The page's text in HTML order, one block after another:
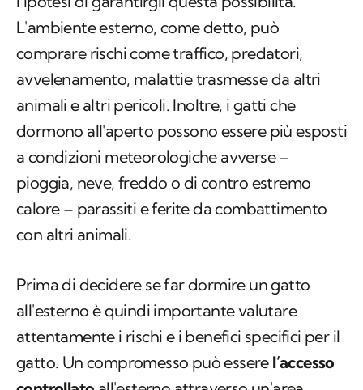
L'ambiente esterno, come detto, può
comprare rischi come traffico, predatori,
avvelenamento, malattie trasmesse da altri
animali e altri pericoli. Inoltre, i gatti che
dormono all'aperto possono essere più esposti
a condizioni meteorologiche avverse –
pioggia, neve, freddo o di contro estremo
calore – parassiti e ferite da combattimento
con altri animali.
Prima di decidere se far dormire un gatto
all'esterno è quindi importante valutare
attentamente i rischi e i benefici specifici per il
gatto. Un compromesso può esserel’accesso